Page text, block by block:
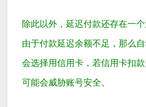
除此以外，延迟付款还存在一个
由于付款延迟余额不足，那么
会选择用信用卡，若信用卡扣
可能会威胁账号安全。